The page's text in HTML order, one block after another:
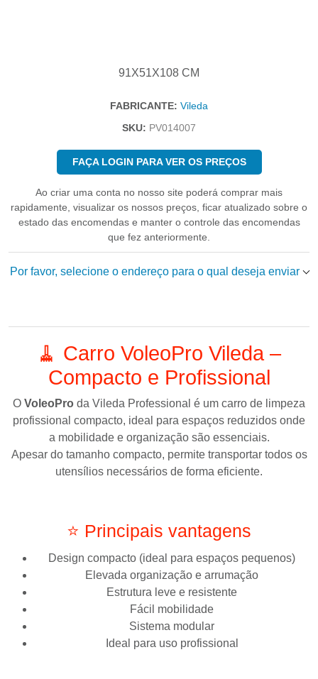
91X51X108 CM
FABRICANTE: Vileda
SKU: PV014007
FAÇA LOGIN PARA VER OS PREÇOS
Ao criar uma conta no nosso site poderá comprar mais
rapidamente, visualizar os nossos preços, ficar atualizado sobre o
estado das encomendas e manter o controle das encomendas
que fez anteriormente.
Por favor, selecione o endereço para o qual deseja enviar
🧹 Carro VoleoPro Vileda –
Compacto e Profissional
O VoleoPro da Vileda Professional é um carro de limpeza
profissional compacto, ideal para espaços reduzidos onde
a mobilidade e organização são essenciais.
Apesar do tamanho compacto, permite transportar todos os
utensílios necessários de forma eficiente.
⭐ Principais vantagens
Design compacto (ideal para espaços pequenos)
Elevada organização e arrumação
Estrutura leve e resistente
Fácil mobilidade
Sistema modular
Ideal para uso profissional